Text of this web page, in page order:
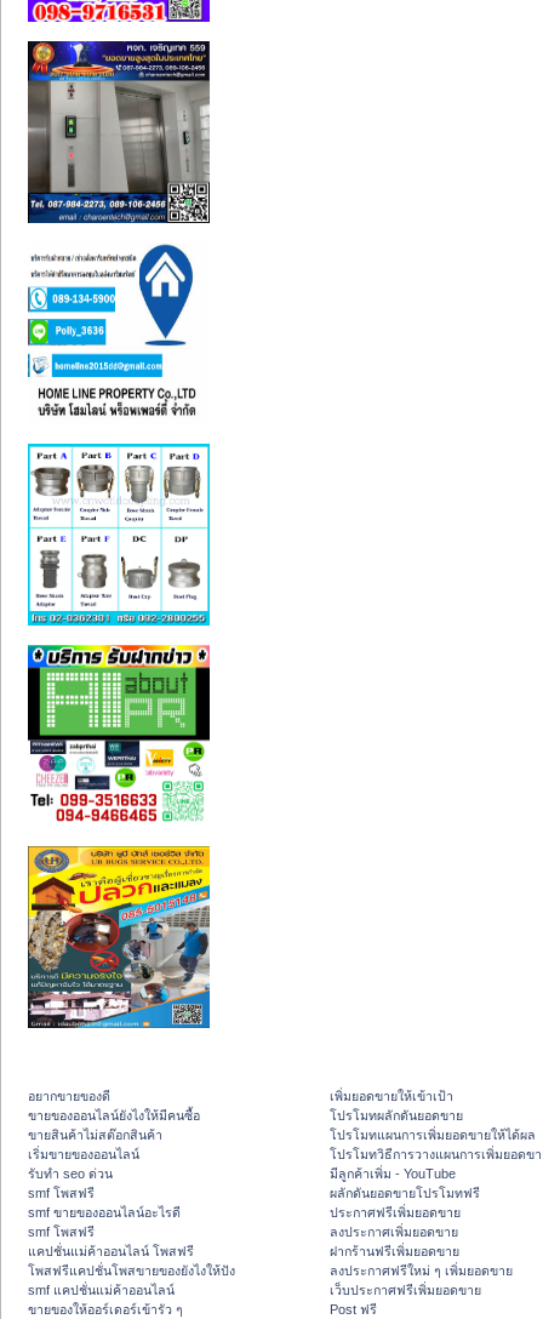
อยากขายของดี
ขายของออนไลน์ยังไงให้มีคนซื้อ
ขายสินค้าไม่สต๊อกสินค้า
เริ่มขายของออนไลน์
รับทำ seo ด่วน
smf โพสฟรี
smf ขายของออนไลน์อะไรดี
smf โพสฟรี
แคปชั่นแม่ค้าออนไลน์ โพสฟรี
โพสฟรีแคปชั่นโพสขายของยังไงให้ปัง
smf แคปชั่นแม่ค้าออนไลน์
ขายของให้ออร์เดอร์เข้ารัว ๆ
เพิ่มยอดขายให้เข้าเป้า
โปรโมทผลักดันยอดขาย
โปรโมทแผนการเพิ่มยอดขายให้ได้ผล
โปรโมทวิธีการวางแผนการเพิ่มยอดข
มีลูกค้าเพิ่ม - YouTube
ผลักดันยอดขายโปรโมทฟรี
ประกาศฟรีเพิ่มยอดขาย
ลงประกาศเพิ่มยอดขาย
ฝากร้านฟรีเพิ่มยอดขาย
ลงประกาศฟรีใหม่ ๆ เพิ่มยอดขาย
เว็บประกาศฟรีเพิ่มยอดขาย
Post ฟรี